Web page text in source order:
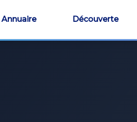
Annuaire Découverte